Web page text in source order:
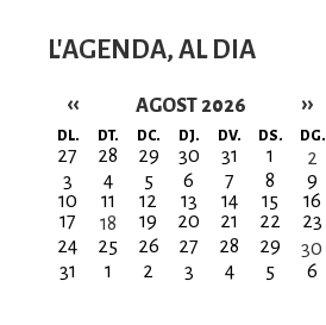
L'AGENDA, AL DIA
AGOST 2026
Paginació
‹‹ ››
DL. DT. DC. DJ. DV. DS. DG.
27 28 29 30 31 1
2
3
4 5 6 7 8
9
10
11 12 13 14 15
16
17
18 19 20 21 22
23
24
25 26 27 28 29
30
31
1 2 3 4 5 6